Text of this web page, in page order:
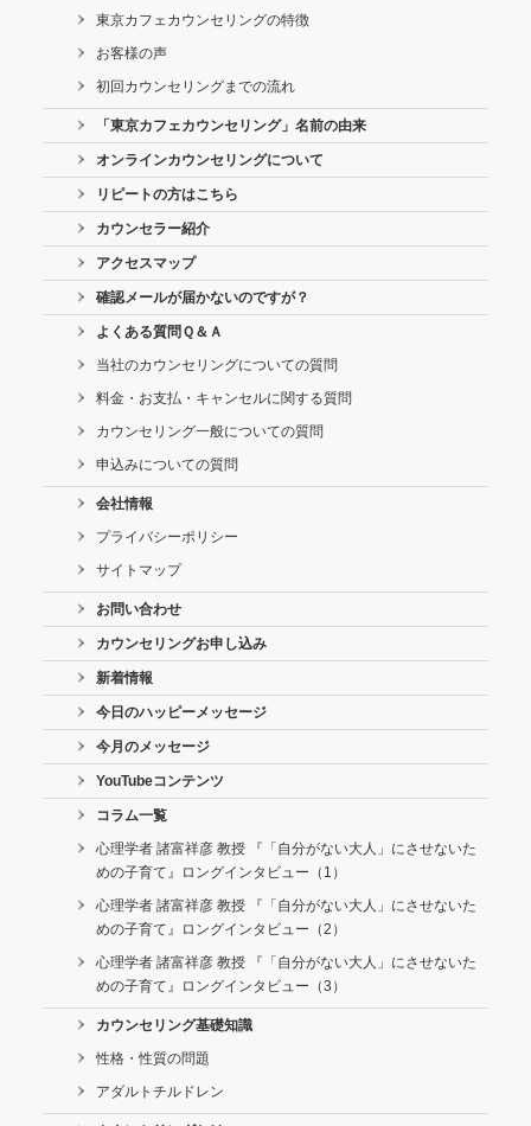
東京カフェカウンセリングの特徴
お客様の声
初回カウンセリングまでの流れ
「東京カフェカウンセリング」名前の由来
オンラインカウンセリングについて
リピートの方はこちら
カウンセラー紹介
アクセスマップ
確認メールが届かないのですが？
よくある質問Ｑ＆Ａ
当社のカウンセリングについての質問
料金・お支払・キャンセルに関する質問
カウンセリング一般についての質問
申込みについての質問
会社情報
プライバシーポリシー
サイトマップ
お問い合わせ
カウンセリングお申し込み
新着情報
今日のハッピーメッセージ
今月のメッセージ
YouTubeコンテンツ
コラム一覧
心理学者 諸富祥彦 教授 『「自分がない大人」にさせないた
めの子育て』ロングインタビュー（1）
心理学者 諸富祥彦 教授 『「自分がない大人」にさせないた
めの子育て』ロングインタビュー（2）
心理学者 諸富祥彦 教授 『「自分がない大人」にさせないた
めの子育て』ロングインタビュー（3）
カウンセリング基礎知識
性格・性質の問題
アダルトチルドレン